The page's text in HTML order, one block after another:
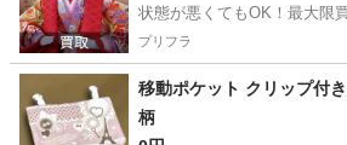
状態が悪くてもOK！最大限
プリフラ
移動ポケット クリップ付
柄